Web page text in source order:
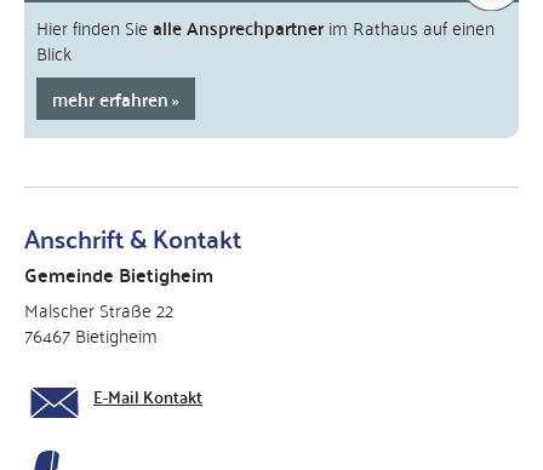
Hier finden Siealle Ansprechpartnerim Rathaus auf einen
Blick
mehr erfahren
Anschrift & Kontakt
Gemeinde Bietigheim
Malscher Straße 22
76467 Bietigheim
E-Mail Kontakt